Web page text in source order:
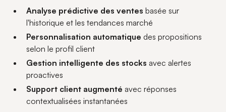
Analyse prédictive des ventes basée sur
l'historique et les tendances marché
Personnalisation automatique des propositions
selon le profil client
Gestion intelligente des stocks avec alertes
proactives
Support client augmenté avec réponses
contextualisées instantanées